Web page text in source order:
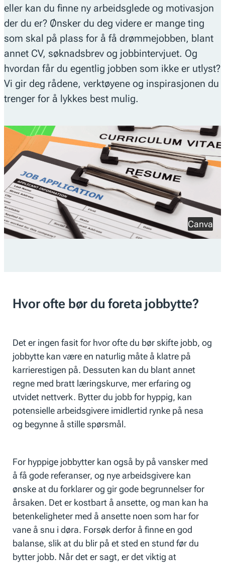
eller kan du finne ny arbeidsglede og motivasjon
der du er? Ønsker du deg videre er mange ting
som skal på plass for å få drømmejobben, blant
annet CV, søknadsbrev og jobbintervjuet. Og
hvordan får du egentlig jobben som ikke er utlyst?
Vi gir deg rådene, verktøyene og inspirasjonen du
trenger for å lykkes best mulig.
Canva
Hvor ofte bør du foreta jobbytte?
Det er ingen fasit for hvor ofte du bør skifte jobb, og
jobbytte kan være en naturlig måte å klatre på
karrierestigen på. Dessuten kan du blant annet
regne med bratt læringskurve, mer erfaring og
utvidet nettverk. Bytter du jobb for hyppig, kan
potensielle arbeidsgivere imidlertid rynke på nesa
og begynne å stille spørsmål.
For hyppige jobbytter kan også by på vansker med
å få gode referanser, og nye arbeidsgivere kan
ønske at du forklarer og gir gode begrunnelser for
årsaken. Det er kostbart å ansette, og man kan ha
betenkeligheter med å ansette noen som har for
vane å snu i døra. Forsøk derfor å finne en god
balanse, slik at du blir på et sted en stund før du
bytter jobb. Når det er sagt, er det viktig at